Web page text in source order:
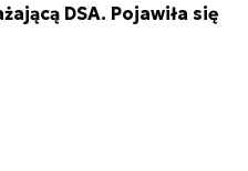
DSA. Pojawiła się